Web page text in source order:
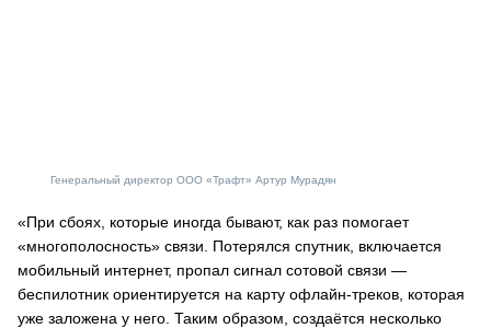
Генеральный директор ООО «Трафт» Артур Мурадян
«При сбоях, которые иногда бывают, как раз помогает
«многополосность» связи. Потерялся спутник, включается
мобильный интернет, пропал сигнал сотовой связи —
беспилотник ориентируется на карту офлайн-треков, которая
уже заложена у него. Таким образом, создаётся несколько